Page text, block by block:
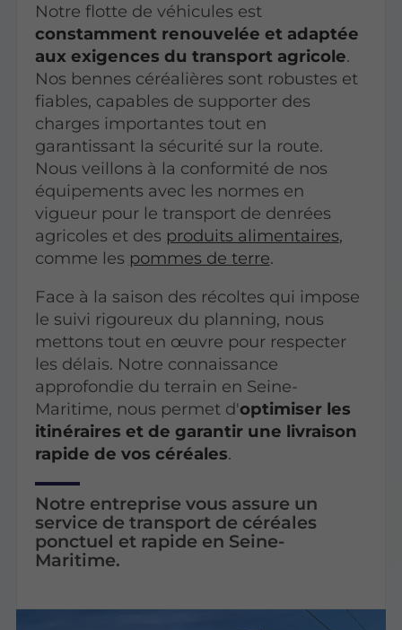
Notre flotte de véhicules est
constamment renouvelée et adaptée
aux exigences du transport agricole.
Nos bennes céréalières sont robustes et
fiables, capables de supporter des
charges importantes tout en
garantissant la sécurité sur la route.
Nous veillons à la conformité de nos
équipements avec les normes en
vigueur pour le transport de denrées
agricoles et des produits alimentaires,
comme les pommes de terre.
Face à la saison des récoltes qui impose
le suivi rigoureux du planning, nous
mettons tout en œuvre pour respecter
les délais. Notre connaissance
approfondie du terrain en Seine-
Maritime, nous permet d'optimiser les
itinéraires et de garantir une livraison
rapide de vos céréales.
Notre entreprise vous assure un
service de transport de céréales
ponctuel et rapide en Seine-
Maritime.